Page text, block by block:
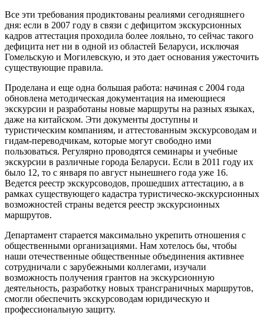
Все эти требования продиктованы реалиями сегодняшнего
дня: если в 2007 году в связи с дефицитом экскурсионных
кадров аттестация проходила более лояльно, то сейчас такого
дефицита нет ни в одной из областей Беларуси, исключая
Гомельскую и Могилевскую, и это дает основания ужесточить
существующие правила.
Проделана и еще одна большая работа: начиная с 2004 года
обновлена методическая документация на имеющиеся
экскурсии и разработаны новые маршруты на разных языках,
даже на китайском. Эти документы доступны и
туристическим компаниям, и аттестованным экскурсоводам и
гидам-переводчикам, которые могут свободно ими
пользоваться. Регулярно проводятся семинары и учебные
экскурсии в различные города Беларуси. Если в 2011 году их
было 12, то с января по август нынешнего года уже 16.
Ведется реестр экскурсоводов, прошедших аттестацию, а в
рамках существующего кадастра туристическо-экскурсионных
возможностей страны ведется реестр экскурсионных
маршрутов.
Департамент старается максимально укрепить отношения с
общественными организациями. Нам хотелось бы, чтобы
наши отечественные общественные объединения активнее
сотрудничали с зарубежными коллегами, изучали
возможность получения грантов на экскурсионную
деятельность, разработку новых трансграничных маршрутов,
смогли обеспечить экскурсоводам юридическую и
профессиональную защиту.